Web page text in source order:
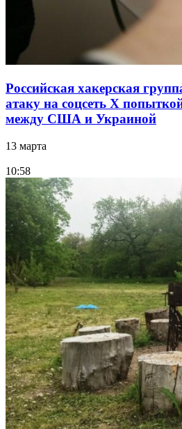
Российская хакерская
атаку на соцсеть Х
между США и Украиной
13 марта
10:58